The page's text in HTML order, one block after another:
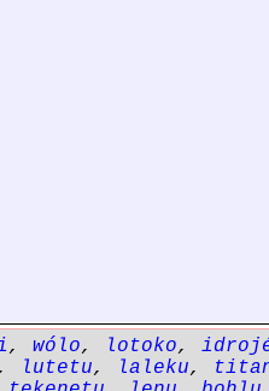
, wólo, lotoko,
lutetu, laleku,